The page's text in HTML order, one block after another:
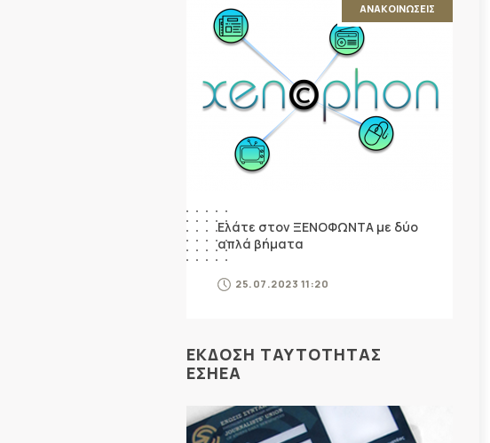
ΑΝΑΚΟΙΝΩΣΕΙΣ
Ελάτε στον ΞΕΝΟΦΩΝΤΑ με δύο
απλά βήματα
25.07.2023 11:20
ΕΚΔΟΣΗ ΤΑΥΤΟΤΗΤΑΣ
ΕΣΗΕΑ